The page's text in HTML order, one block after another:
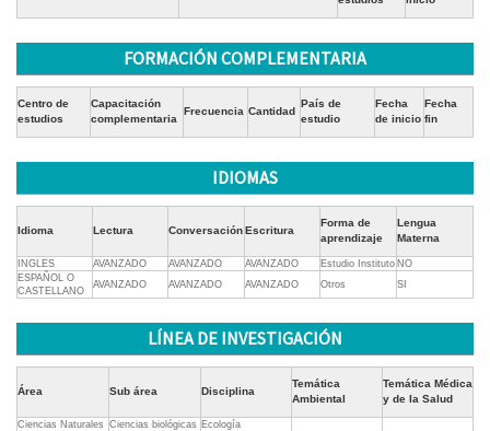
FORMACIÓN COMPLEMENTARIA
Centro de
estudios
Capacitación
complementaria
Frecuencia Cantidad
País de
estudio
Fecha
de inicio
Fecha
fin
IDIOMAS
Idioma Lectura ConversaciónEscritura
Forma de
aprendizaje
Lengua
Materna
INGLES AVANZADO AVANZADO AVANZADO Estudio Instituto NO
ESPAÑOL O
CASTELLANO
AVANZADO AVANZADO AVANZADO Otros SI
LÍNEA DE INVESTIGACIÓN
Área Sub área Disciplina
Temática
Ambiental
Temática Médica
y de la Salud
Ciencias Naturales Ciencias biológicas Ecología